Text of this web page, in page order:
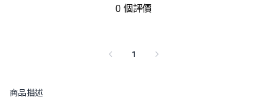
0 個評價
1
商品描述